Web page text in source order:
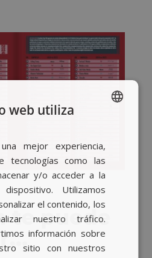
te puede
BASQUE
ENGLISH
web utiliza
mejor experiencia,
tecnologías como las
y/o acceder a la
Utilizamos
el contenido, los
nuestro tráfico.
información sobre
sitio con nuestros